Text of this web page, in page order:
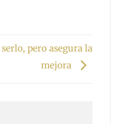
pero asegura la
mejora